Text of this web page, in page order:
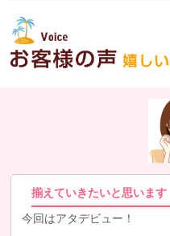
揃えていきたいと思います
今回はアタデビュー！